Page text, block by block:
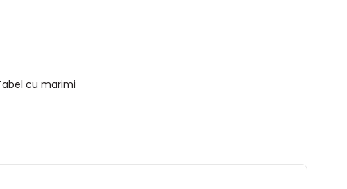
cu marimi